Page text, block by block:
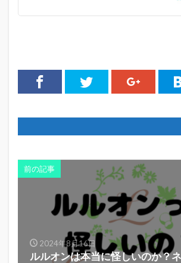
前の記事
2024年8月16日
ルルオンは本当に怪しいのか？